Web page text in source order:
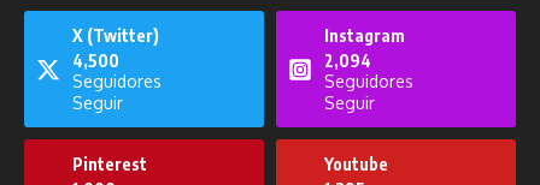
Publicaciones relacionadas
X (Twitter)
4,500
Seguidores
Seguir
Instagram
2,094
Seguidores
Seguir
Pinterest
Youtube